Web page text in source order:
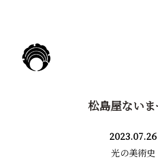
松島屋ない
2023.07.26
光の美術史